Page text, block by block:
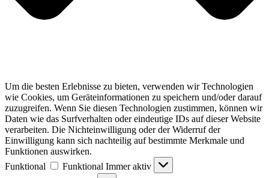
Um die besten Erlebnisse zu bieten, verwenden wir Technologien
wie Cookies, um Geräteinformationen zu speichern und/oder darauf
zuzugreifen. Wenn Sie diesen Technologien zustimmen, können wir
Daten wie das Surfverhalten oder eindeutige IDs auf dieser Website
verarbeiten. Die Nichteinwilligung oder der Widerruf der
Einwilligung kann sich nachteilig auf bestimmte Merkmale und
Funktionen auswirken.
Funktional
Funktional Immer aktiv